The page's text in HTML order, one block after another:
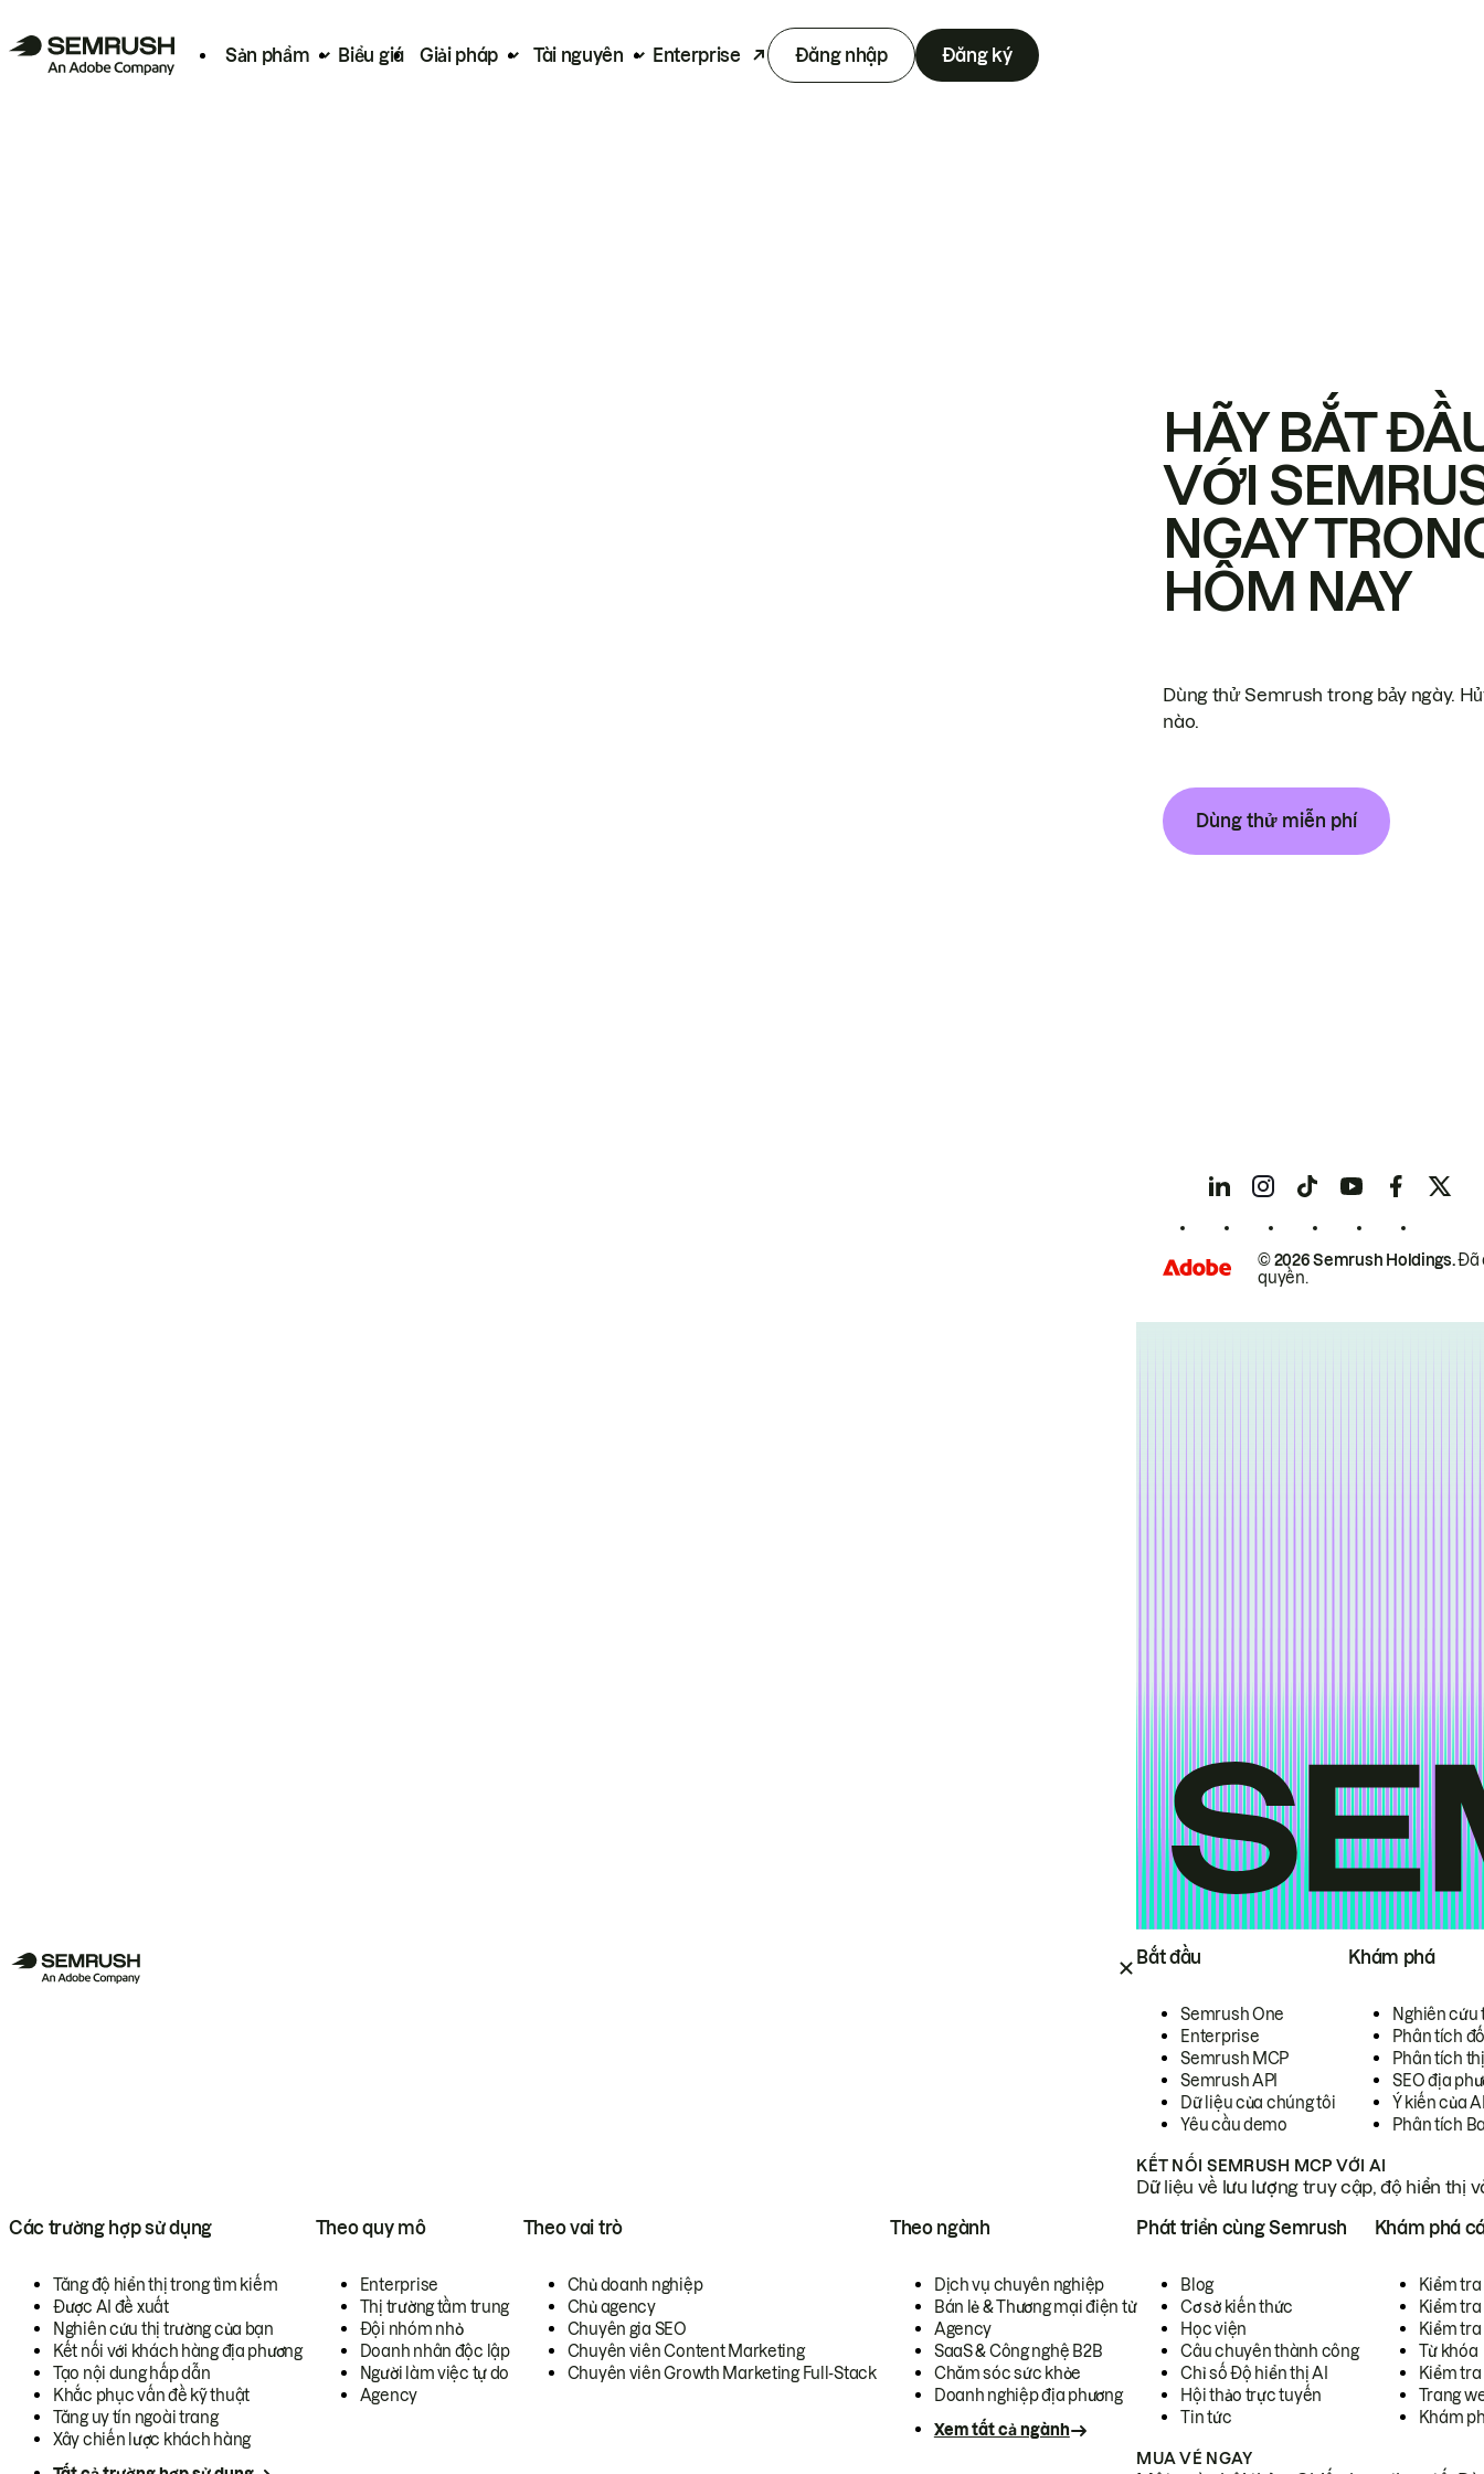
Sản phẩm Biểu giá Giải pháp Tài nguyên Enterprise Đăng nhập Đăng ký
Bắt đầu
Semrush One
Enterprise
Semrush MCP
Semrush API
Dữ liệu của chúng tôi
Yêu cầu demo
Khám phá
Nghiên cứu
Phân tích
Phân tích
SEO địa
Ý kiến của
Phân tích
KẾT NỐI SEMRUSH MCP VỚI AI
Dữ liệu về lưu lượng truy cập, độ hiển thị
Các trường hợp sử dụng
Tăng độ hiển thị trong tìm kiếm
Được AI đề xuất
Nghiên cứu thị trường của bạn
Kết nối với khách hàng địa phương
Tạo nội dung hấp dẫn
Khắc phục vấn đề kỹ thuật
Tăng uy tín ngoài trang
Xây chiến lược khách hàng
Theo quy mô
Enterprise
Thị trường tầm trung
Đội nhóm nhỏ
Doanh nhân độc lập
Người làm việc tự do
Agency
Theo vai trò
Chủ doanh nghiệp
Chủ agency
Chuyên gia SEO
Chuyên viên Content Marketing
Chuyên viên Growth Marketing Full-Stack
Theo ngành
Dịch vụ chuyên nghiệp
Bán lẻ & Thương mại điện tử
Agency
SaaS & Công nghệ B2B
Chăm sóc sức khỏe
Doanh nghiệp địa phương
Xem tất cả ngành
Phát triển cùng Semrush
Blog
Cơ sở kiến thức
Học viện
Câu chuyên thành công
Chỉ số Độ hiển thị AI
Hội thảo trực tuyến
Tin tức
Khám phá
Kiểm
Kiểm tra
Kiểm
Từ khóa
Kiểm
Trang
Khám
MUA VÉ NGAY
HÃY BẮT
VỚI
NGAY
HÔM NAY
Dùng thử Semrush trong bảy ngày.
nào.
Dùng thử miễn phí
© 2026 Semrush Holdings.Đã
quyền.